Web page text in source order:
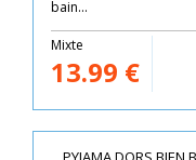
bain...
Mixte
13.99 €